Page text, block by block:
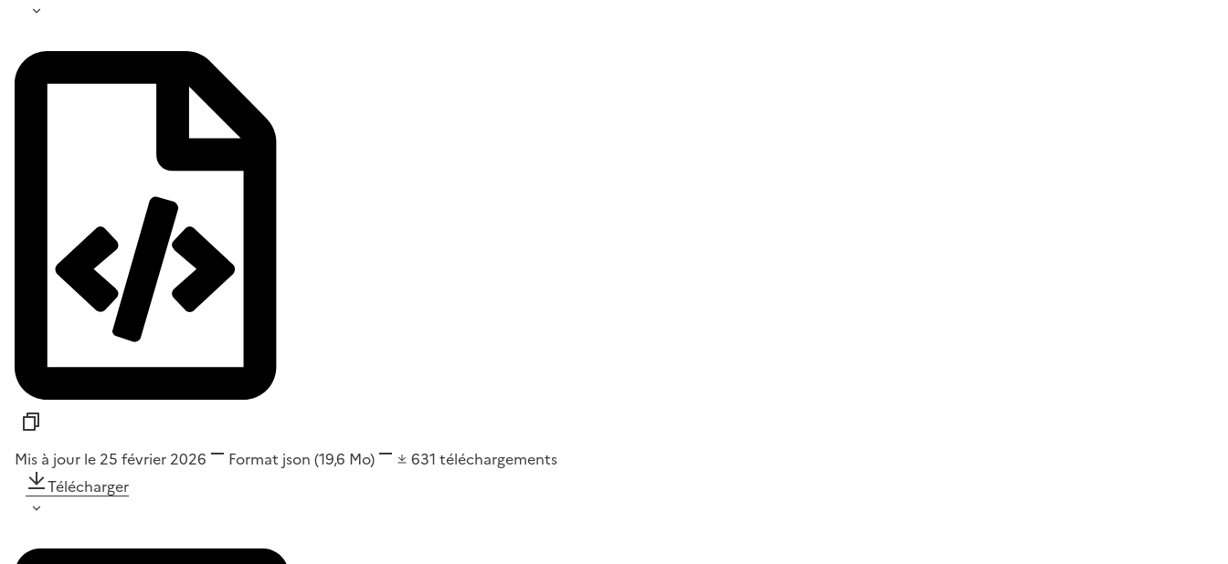
Mis à jour le 25 février 2026 Format json (19,6 Mo) 631 téléchargements
Télécharger